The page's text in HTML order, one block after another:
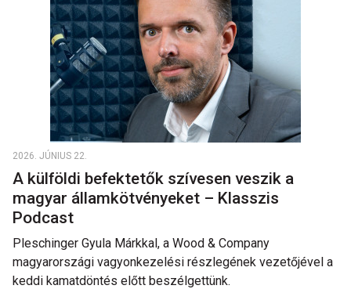
2026. JÚNIUS 22.
A külföldi befektetők szívesen veszik a
magyar államkötvényeket – Klasszis
Podcast
Pleschinger Gyula Márkkal, a Wood & Company
magyarországi vagyonkezelési részlegének vezetőjével a
keddi kamatdöntés előtt beszélgettünk.